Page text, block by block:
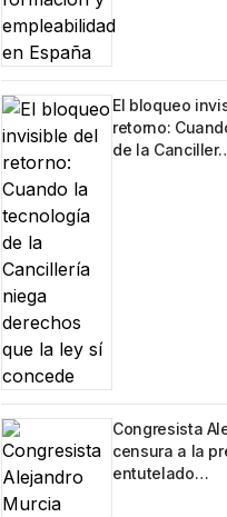
El bloqueo
retorno:
de la
Congresista
censura a la
entutelado…